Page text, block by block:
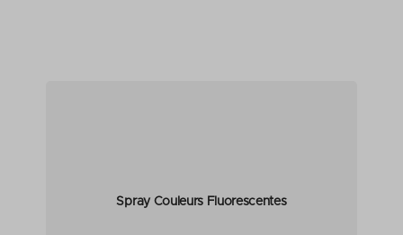
Spray Couleurs Fluorescentes